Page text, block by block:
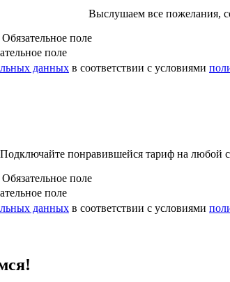
Выслушаем все пожелания,
Обязательное поле
поле
данных в соответствии с условиями
Подключайте понравившейся тариф на любой
Обязательное поле
поле
данных в соответствии с условиями